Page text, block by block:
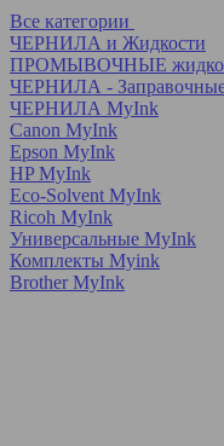
Все категории
ЧЕРНИЛА и Жидкости
ПРОМЫВОЧНЫЕ
ЧЕРНИЛА -
ЧЕРНИЛА MyInk
Canon MyInk
Epson MyInk
HP MyInk
Eco-Solvent MyInk
Ricoh MyInk
Универсальные MyInk
Комплекты Myink
Brother MyInk